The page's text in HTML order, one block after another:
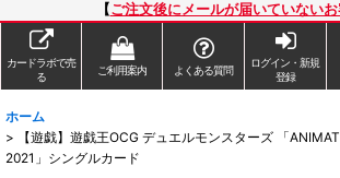
【ご注文後にメールが届いていない
カードラボで売
る
ご利用案内 よくある質問
ログイン・新規
登録
ホーム
>
【遊戯】遊戯王OCG デュエルモンスターズ 「
2021」シングルカード